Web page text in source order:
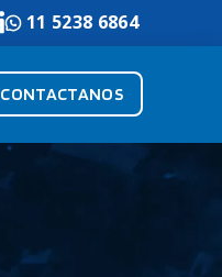
11 5238 6864
CONTACTANOS